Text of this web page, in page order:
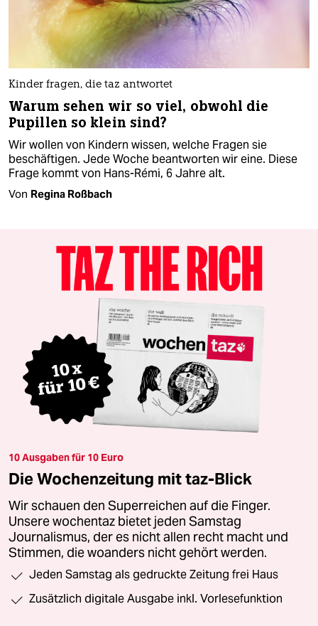
Kinder fragen, die taz antwortet
Warum sehen wir so viel, obwohl die
Pupillen so klein sind?
Wir wollen von Kindern wissen, welche Fragen sie
beschäftigen. Jede Woche beantworten wir eine. Diese
Frage kommt von Hans-Rémi, 6 Jahre alt.
Von Regina Roßbach
10 Ausgaben für 10 Euro
Die Wochenzeitung mit taz-Blick
Wir schauen den Superreichen auf die Finger.
Unsere wochentaz bietet jeden Samstag
Journalismus, der es nicht allen recht macht und
Stimmen, die woanders nicht gehört werden.
Jeden Samstag als gedruckte Zeitung frei Haus
Zusätzlich digitale Ausgabe inkl. Vorlesefunktion